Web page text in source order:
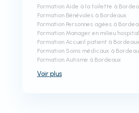
Formation Aide à la toilette à
Formation Bénévoles à Bordeaux
Formation Personnes agées à
Formation Manager en milieu
Formation Accueil patient à Bordeaux
Formation Soins médicaux à
Formation Autisme à Bordeaux
Voir plus